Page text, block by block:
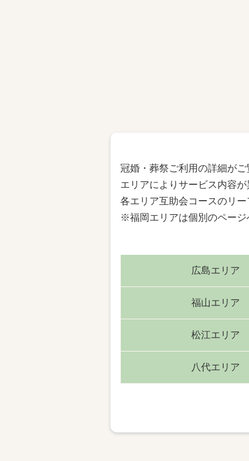
冠婚・葬祭ご利用の詳細がご
エリアによりサービス内容
各エリア互助会コースのリ
※福岡エリアは個別のページ
広島エリア
福山エリア
松江エリア
八代エリア